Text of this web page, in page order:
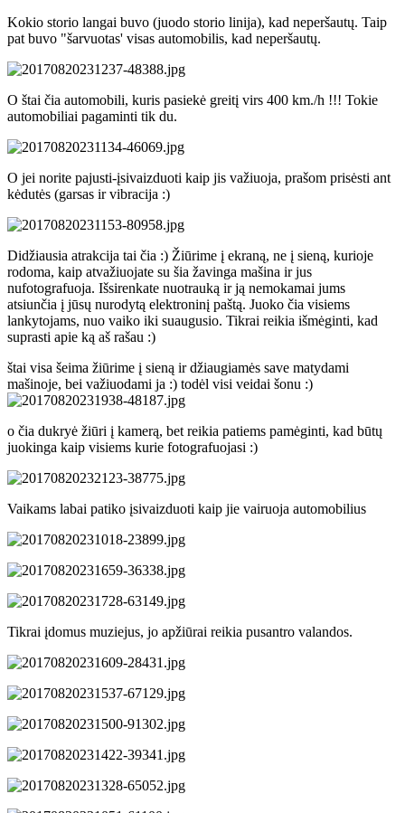
Kokio storio langai buvo (juodo storio linija), kad neperšautų. Taip
pat buvo "šarvuotas' visas automobilis, kad neperšautų.
O štai čia automobili, kuris pasiekė greitį virs 400 km./h !!! Tokie
automobiliai pagaminti tik du.
O jei norite pajusti-įsivaizduoti kaip jis važiuoja, prašom prisėsti ant
kėdutės (garsas ir vibracija :)
Didžiausia atrakcija tai čia :) Žiūrime į ekraną, ne į sieną, kurioje
rodoma, kaip atvažiuojate su šia žavinga mašina ir jus
nufotografuoja. Išsirenkate nuotrauką ir ją nemokamai jums
atsiunčia į jūsų nurodytą elektroninį paštą. Juoko čia visiems
lankytojams, nuo vaiko iki suaugusio. Tikrai reikia išmėginti, kad
suprasti apie ką aš rašau :)
štai visa šeima žiūrime į sieną ir džiaugiamės save matydami
mašinoje, bei važiuodami ja :) todėl visi veidai šonu :)
o čia dukryė žiūri į kamerą, bet reikia patiems pamėginti, kad būtų
juokinga kaip visiems kurie fotografuojasi :)
Vaikams labai patiko įsivaizduoti kaip jie vairuoja automobilius
Tikrai įdomus muziejus, jo apžiūrai reikia pusantro valandos.